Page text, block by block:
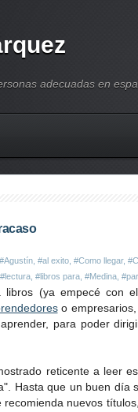
adecuadas en
#Agustín #al exito #Como llegar,
#lectura #libros para #Medina
libros (ya empecé con
o empresarios,
para poder
reticente a leer
Hasta que un buen día
nuevos